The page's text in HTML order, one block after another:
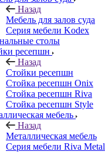
Назад
Мебель для залов суда
Серия мебели Kodex
столы
ресепшн
Назад
Стойки ресепшн
Стойка ресепшн Onix
Стойка ресепшн Riva
Стойка ресепшн Style
мебель
Назад
Металлическая мебель
Серия мебели Riva Metal